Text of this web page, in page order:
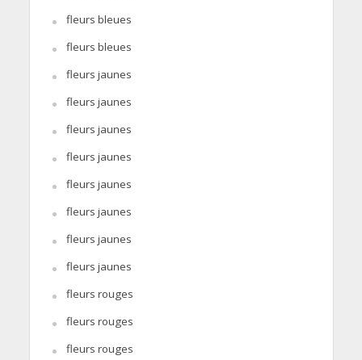
fleurs bleues
fleurs bleues
fleurs jaunes
fleurs jaunes
fleurs jaunes
fleurs jaunes
fleurs jaunes
fleurs jaunes
fleurs jaunes
fleurs jaunes
fleurs rouges
fleurs rouges
fleurs rouges